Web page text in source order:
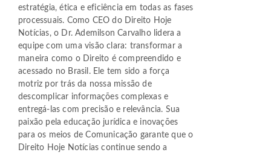
estratégia, ética e eficiência em todas as fases
processuais. Como CEO do Direito Hoje
Notícias, o Dr. Ademilson Carvalho lidera a
equipe com uma visão clara: transformar a
maneira como o Direito é compreendido e
acessado no Brasil. Ele tem sido a força
motriz por trás da nossa missão de
descomplicar informações complexas e
entregá-las com precisão e relevância. Sua
paixão pela educação jurídica e inovações
para os meios de Comunicação garante que o
Direito Hoje Notícias continue sendo a